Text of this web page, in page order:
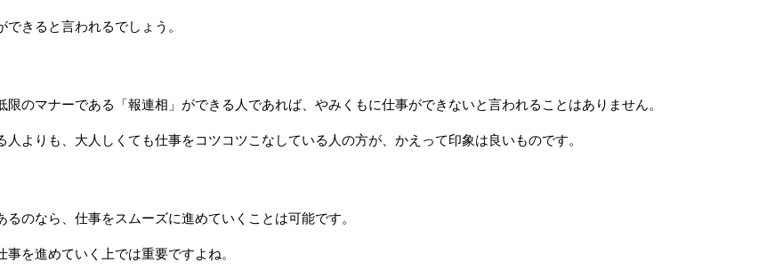
きると言われるでしょう。
のマナーである「報連相」ができる人であれば、やみくもに仕事ができないと言われることはありません。
よりも、大人しくても仕事をコツコツこなしている人の方が、かえって印象は良いものです。
のなら、仕事をスムーズに進めていくことは可能です。
を進めていく上では重要ですよね。